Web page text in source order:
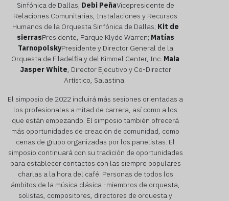
Sinfónica de Dallas; Debi PeñaVicepresidente de
Relaciones Comunitarias, Instalaciones y Recursos
Humanos de la Orquesta Sinfónica de Dallas; Kit de
sierrasPresidente, Parque Klyde Warren; Matías
TarnopolskyPresidente y Director General de la
Orquesta de Filadelfia y del Kimmel Center, Inc. Maia
Jasper White, Director Ejecutivo y Co-Director
Artístico, Salastina.
El simposio de 2022 incluirá más sesiones orientadas a
los profesionales a mitad de carrera, así como a los
que están empezando. El simposio también ofrecerá
más oportunidades de creación de comunidad, como
cenas de grupo organizadas por los panelistas. El
simposio continuará con su tradición de oportunidades
para establecer contactos con las siempre populares
charlas a la hora del café. Personas de todos los
ámbitos de la música clásica -miembros de orquesta,
solistas, compositores, directores de orquesta y